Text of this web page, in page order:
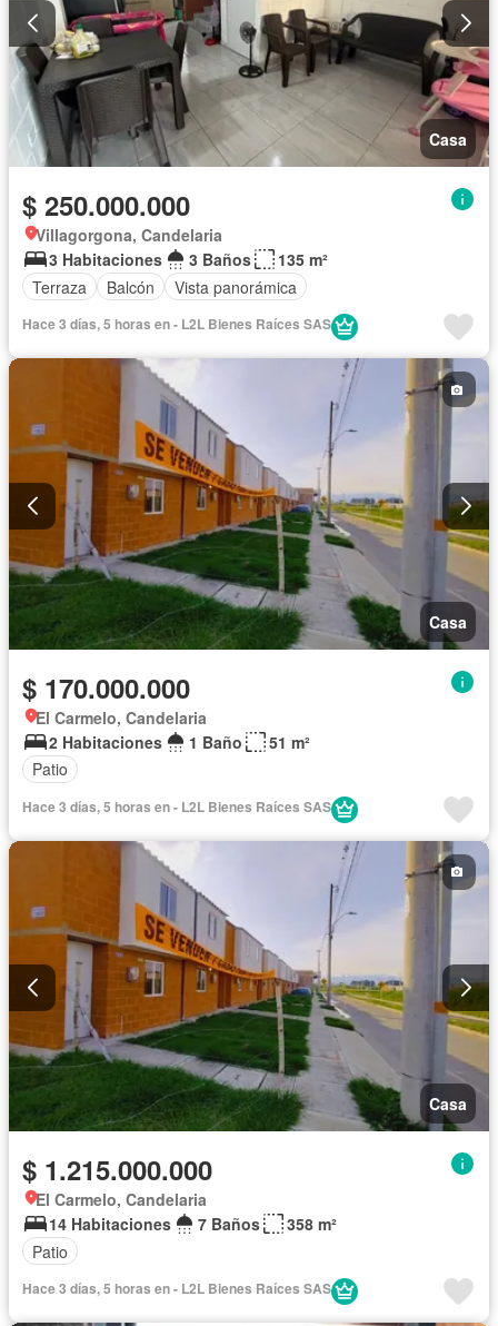
Casa
$ 250.000.000
Villagorgona, Candelaria
3 Habitaciones
3 Baños
135 m²
Terraza
Balcón Vista panorámica
Hace 3 días, 5 horas en - L2L Bienes Raíces SAS
Casa
$ 170.000.000
El Carmelo, Candelaria
2 Habitaciones
1 Baño
51 m²
Patio
Hace 3 días, 5 horas en - L2L Bienes Raíces SAS
Casa
$ 1.215.000.000
El Carmelo, Candelaria
14 Habitaciones
7 Baños
358 m²
Patio
Hace 3 días, 5 horas en - L2L Bienes Raíces SAS